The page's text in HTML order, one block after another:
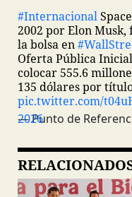
#Internacional
2002 por Elon Musk,
la bolsa en
Oferta Pública
colocar 555.6
135 dólares por
pic.twitter.com/
— Punto de
June 12, 2026